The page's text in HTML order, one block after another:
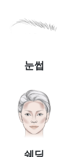
눈썹
쉐딩